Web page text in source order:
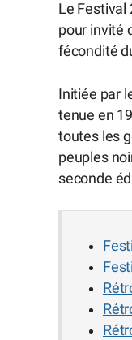
Le Festival
pour invité
fécondité
Initiée par
tenue en
toutes les
peuples
seconde